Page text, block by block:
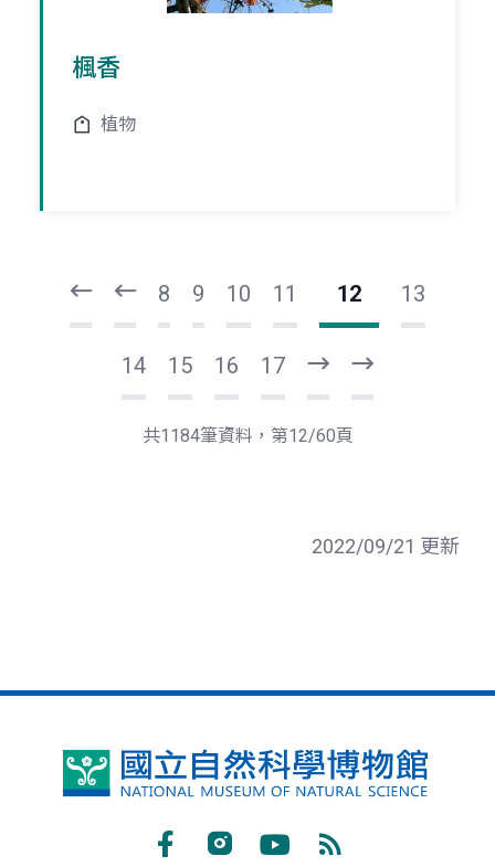
楓香
植物
8 9 10 11 12 13
14 15 16 17
一
頁
後
一
共1184筆資料，第12/60頁
2022/09/21 更新
國